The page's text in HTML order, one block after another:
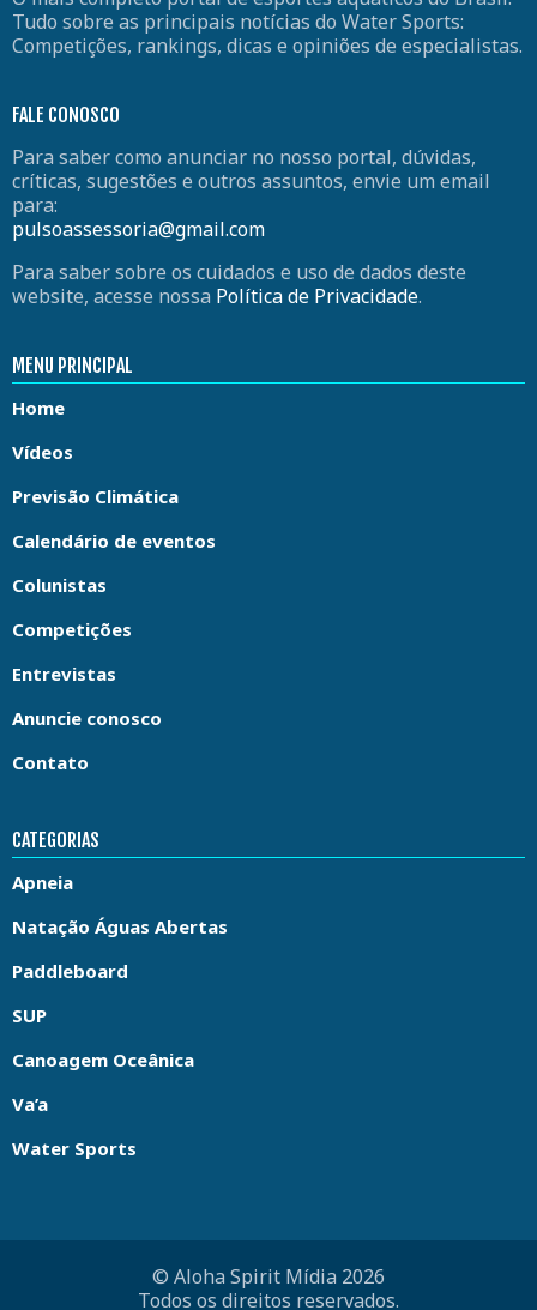
Tudo sobre as principais notícias do Water Sports:
Competições, rankings, dicas e opiniões de especialistas.
FALE CONOSCO
Para saber como anunciar no nosso portal, dúvidas,
críticas, sugestões e outros assuntos, envie um email
para:
pulsoassessoria@gmail.com
Para saber sobre os cuidados e uso de dados deste
website, acesse nossa Política de Privacidade.
MENU PRINCIPAL
Home
Vídeos
Previsão Climática
Calendário de eventos
Colunistas
Competições
Entrevistas
Anuncie conosco
Contato
CATEGORIAS
Apneia
Natação Águas Abertas
Paddleboard
SUP
Canoagem Oceânica
Va’a
Water Sports
© Aloha Spirit Mídia 2026
Todos os direitos reservados.